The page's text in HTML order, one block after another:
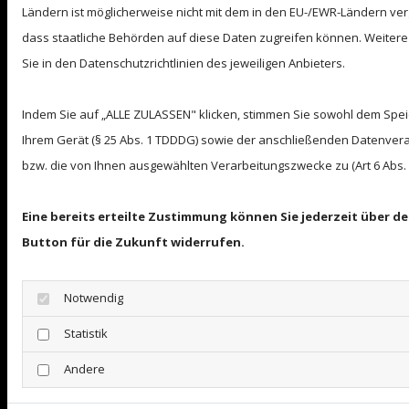
Verantwortlicher Leiter: Manfred Schneider
Steuernummer: 44/210/07233
31592 Stolzenau, Am Markt 13
Die Fahrschule Schneider GmbH
31675 Bückeburg
fahrschule_schneider@yahoo.de
Amtsgericht Stadthagen HRB 201280
Geschäftsführer: Manfred Schneider, Jennifer Schneider,
Ländern ist möglicherweise nicht mit dem in den EU-/EWR-Ländern
dass staatliche Behörden auf diese Daten zugreifen können.
Sie in den Datenschutzrichtlinien des jeweiligen Anbieters.
Indem Sie auf „ALLE ZULASSEN" klicken, stimmen Sie sowohl dem
Ihrem Gerät (§ 25 Abs. 1 TDDDG) sowie der anschließenden
bzw. die von Ihnen ausgewählten Verarbeitungszwecke zu (Art 6 Abs.
Eine bereits erteilte Zustimmung können Sie jederzeit über
Button für die Zukunft widerrufen.
Notwendig
Statistik
Andere